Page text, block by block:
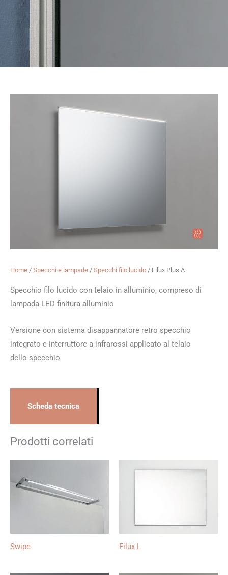
Home / Specchi e lampade / Specchi filo lucido / Filux Plus A
Specchio filo lucido con telaio in alluminio, compreso di
lampada LED finitura alluminio
Versione con sistema disappannatore retro specchio
integrato e interruttore a infrarossi applicato al telaio
dello specchio
Scheda tecnica
Prodotti correlati
Swipe Filux L